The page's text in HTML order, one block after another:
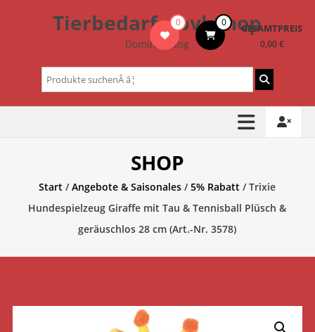
Tierbedarf – bvl-Shop
Dominik Lang
0 0 GESAMTPREIS
0,00 €
Suchen
nach:
SHOP
Start /Angebote & Saisonales /5% Rabatt / Trixie
Hundespielzeug Giraffe mit Tau & Tennisball Plüsch &
geräuschlos 28 cm (Art.-Nr. 3578)